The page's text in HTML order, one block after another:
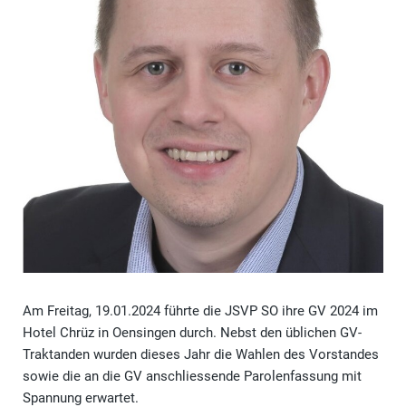
Am Freitag, 19.01.2024 führte die JSVP SO ihre GV 2024 im
Hotel Chrüz in Oensingen durch. Nebst den üblichen GV-
Traktanden wurden dieses Jahr die Wahlen des Vorstandes
sowie die an die GV anschliessende Parolenfassung mit
Spannung erwartet.